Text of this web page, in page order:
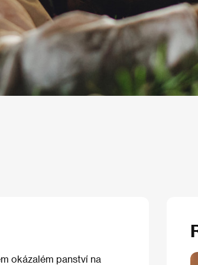
okázalém panství na